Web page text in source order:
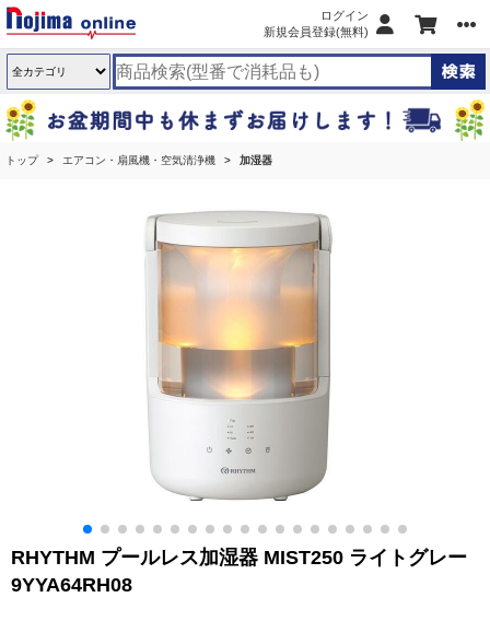
ログイン
新規会員登録(無料)
トップ エアコン・扇風機・空気清浄機 加湿器
RHYTHM プールレス加湿器 MIST250 ライトグレー
9YYA64RH08